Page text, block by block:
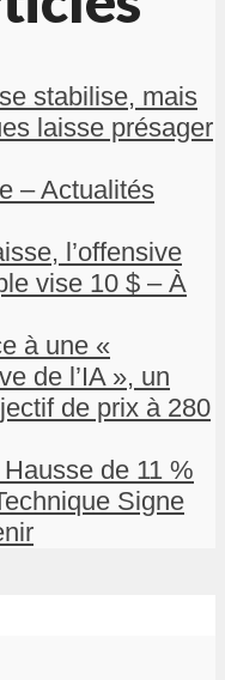
stabilise, mais
laisse présager
– Actualités
l’offensive
vise 10 $ – À
à une «
de l’IA », un
de prix à 280
de 11 %
Signe